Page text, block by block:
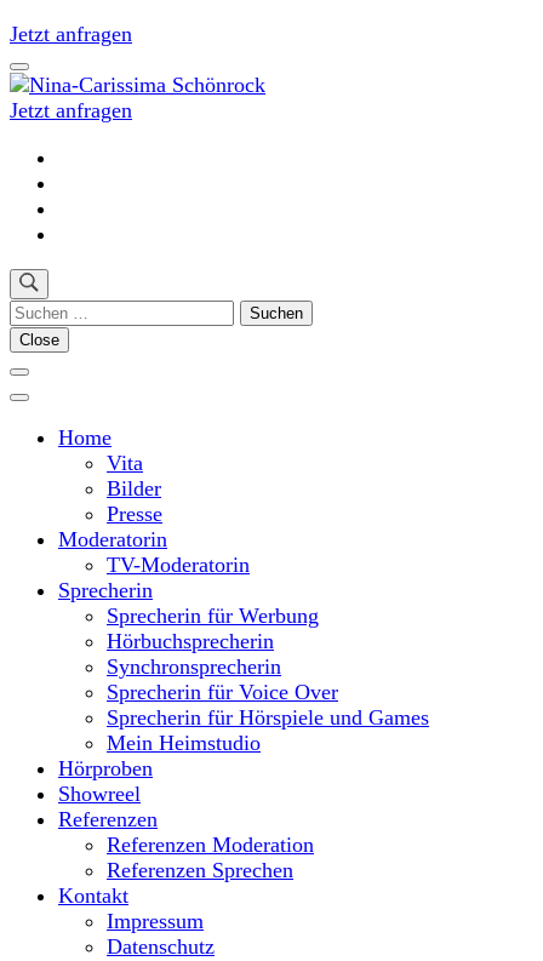
Jetzt anfragen
Nina-Carissima Schönrock
Jetzt anfragen
Suchen
nach:
Close
Home
Vita
Bilder
Presse
Moderatorin
TV-Moderatorin
Sprecherin
Sprecherin für Werbung
Hörbuchsprecherin
Synchronsprecherin
Sprecherin für Voice Over
Sprecherin für Hörspiele und Games
Mein Heimstudio
Hörproben
Showreel
Referenzen
Referenzen Moderation
Referenzen Sprechen
Kontakt
Impressum
Datenschutz